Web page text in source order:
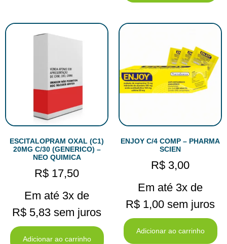
ESCITALOPRAM OXAL (C1)
20MG C/30 (GENERICO) –
NEO QUIMICA
R$ 17,50
Em até 3x de
R$ 5,83 sem juros
Adicionar ao carrinho
ENJOY C/4 COMP – PHARMA
SCIEN
R$ 3,00
Em até 3x de
R$ 1,00 sem juros
Adicionar ao carrinho